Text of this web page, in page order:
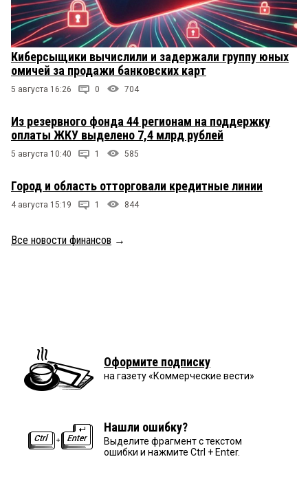
Киберсыщики вычислили и задержали группу юных
омичей за продажи банковских карт
5 августа 16:26 0 704
Из резервного фонда 44 регионам на поддержку
оплаты ЖКУ выделено 7,4 млрд рублей
5 августа 10:40 1 585
Город и область отторговали кредитные линии
4 августа 15:19 1 844
Все новости финансов →
Оформите подписку
на газету «Коммерческие вести»
Нашли ошибку?
Выделите фрагмент с текстом
ошибки и нажмите Ctrl + Enter.